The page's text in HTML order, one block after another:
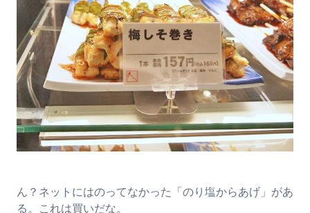
ん？ネットにはのってなかった「のり塩からあげ」があ
る。これは買いだな。